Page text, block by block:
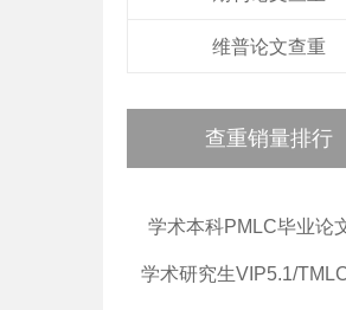
维普论文查重
查重销量排行
学术本科PMLC毕业论
学术研究生VIP5.1/